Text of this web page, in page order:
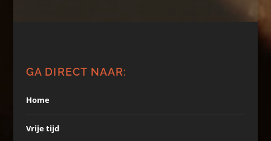
GA DIRECT NAAR:
Home
Vrije tijd